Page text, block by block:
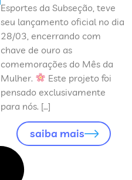
Esportes da Subseção, teve
seu lançamento oficial no dia
28/03, encerrando com
chave de ouro as
comemorações do Mês da
Mulher.
Este projeto foi
pensado exclusivamente
para nós. […]
saiba mais